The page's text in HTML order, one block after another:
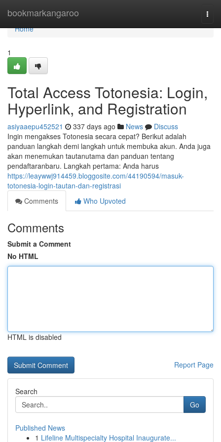
bookmarkangaroo
Home
Home
1
Total Access Totonesia: Login,
Hyperlink, and Registration
asiyaaepu452521 337 days ago News
Discuss
Ingin mengakses Totonesia secara cepat? Berikut adalah
panduan langkah demi langkah untuk membuka akun. Anda juga
akan menemukan tautanutama dan panduan tentang
pendaftaranbaru. Langkah pertama: Anda harus
https://leaywwj914459.bloggosite.com/44190594/masuk-
totonesia-login-tautan-dan-registrasi
Comments
Who Upvoted
Comments
Submit a Comment
No HTML
HTML is disabled
Report Page
Search
Go
Published News
1 Lifeline Multispecialty Hospital Inaugurate...